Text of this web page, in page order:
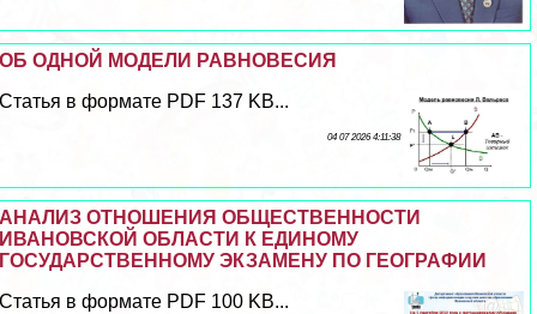
ОБ ОДНОЙ МОДЕЛИ РАВНОВЕСИЯ
Статья в формате PDF 137 KB...
04 07 2026 4:11:38
АНАЛИЗ ОТНОШЕНИЯ ОБЩЕСТВЕННОСТИ
ИВАНОВСКОЙ ОБЛАСТИ К ЕДИНОМУ
ГОСУДАРСТВЕННОМУ ЭКЗАМЕНУ ПО ГЕОГРАФИИ
Статья в формате PDF 100 KB...